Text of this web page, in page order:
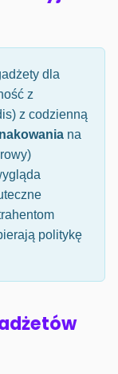
dla
z
z codzienną
na
politykę